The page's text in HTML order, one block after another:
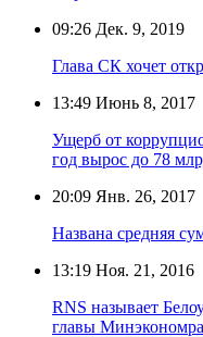
09:26 Дек. 9, 2019
Глава СК хочет
13:49 Июнь 8, 2017
Ущерб от
год вырос до 78
20:09 Янв. 26, 2017
Названа средняя
13:19 Ноя. 21, 2016
RNS называет
главы